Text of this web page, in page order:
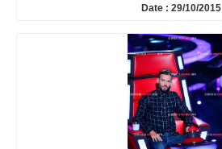
Date : 29/10/2015